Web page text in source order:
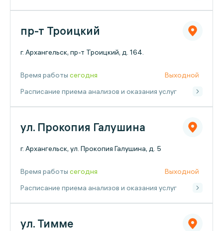
пр-т Троицкий
г. Архангельск, пр-т Троицкий, д. 164.
Время работы сегодня
Выходной
Расписание приема анализов и оказания услуг
ул. Прокопия Галушина
г. Архангельск, ул. Прокопия Галушина, д. 5
Время работы сегодня
Выходной
Расписание приема анализов и оказания услуг
ул. Тимме